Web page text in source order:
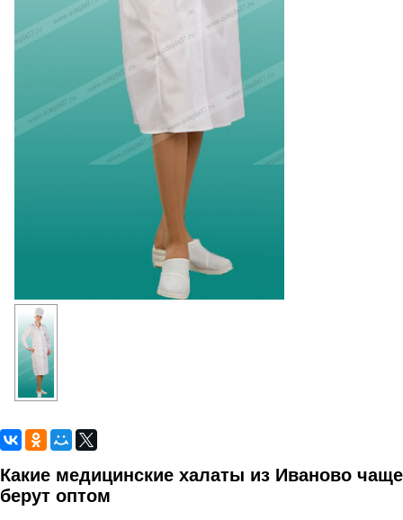
Какие медицинские халаты из Иваново чаще
берут оптом